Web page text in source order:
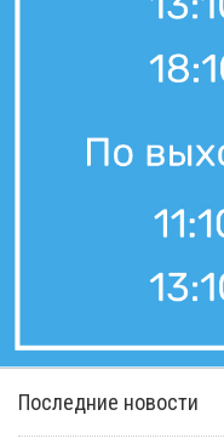
Последние новости